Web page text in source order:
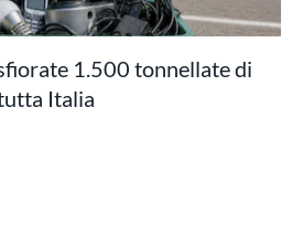
1.500 tonnellate di
Italia